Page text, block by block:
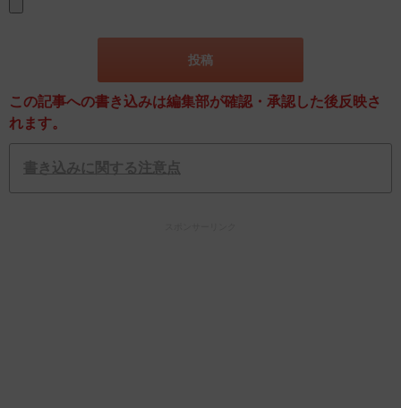
この記事への書き込みは編集部が確認・承認した後反映さ
れます。
書き込みに関する注意点